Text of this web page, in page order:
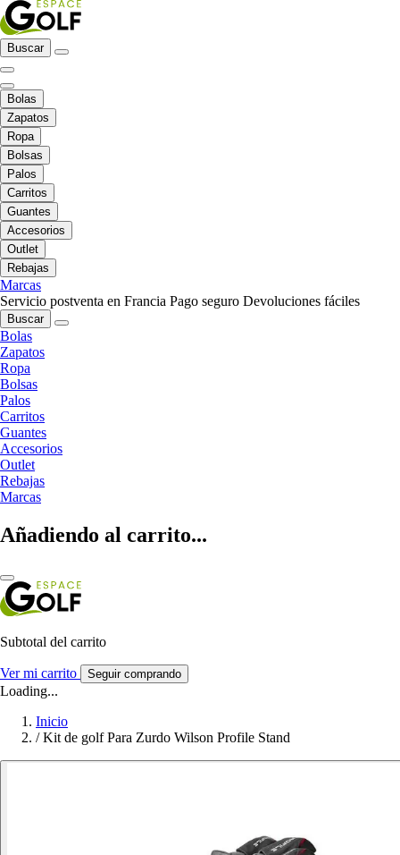
Buscar
Bolas
Zapatos
Ropa
Bolsas
Palos
Carritos
Guantes
Accesorios
Outlet
Rebajas
Marcas
Servicio postventa en Francia Pago seguro Devoluciones fáciles
Buscar
Bolas
Zapatos
Ropa
Bolsas
Palos
Carritos
Guantes
Accesorios
Outlet
Rebajas
Marcas
Añadiendo al carrito...
Subtotal del carrito
Ver mi carrito Seguir comprando
Loading...
Inicio
/ Kit de golf Para Zurdo Wilson Profile Stand